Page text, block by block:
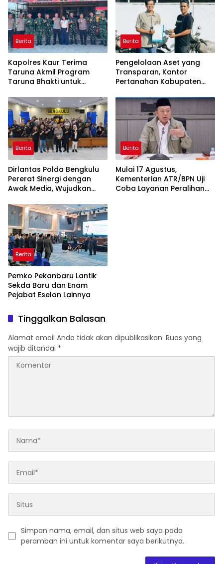
Berita
Kapolres Kaur Terima
Taruna Akmil Program
Taruna Bhakti untuk
Rakyat Kabupaten Kaur
Berita
Pengelolaan Aset yang
Transparan, Kantor
Pertanahan Kabupaten
kepada Pemenang Lelang
Berita
Dirlantas Polda Bengkulu
Pererat Sinergi dengan
Awak Media, Wujudkan
dan Berkualitas
Berita
Mulai 17 Agustus,
Kementerian ATR/BPN Uji
Coba Layanan Peralihan
Berita
Pemko Pekanbaru Lantik
Sekda Baru dan Enam
Pejabat Eselon Lainnya
Tinggalkan Balasan
Alamat email Anda tidak akan dipublikasikan. Ruas yang
wajib ditandai *
Simpan nama, email, dan situs web saya pada
peramban ini untuk komentar saya berikutnya.